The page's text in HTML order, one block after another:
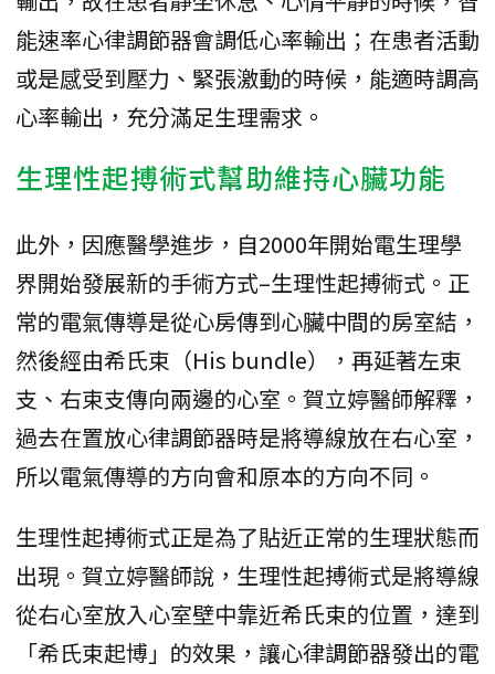
能速率心律調節器會調低心率輸出；在患者活動
或是感受到壓力、緊張激動的時候，能適時調高
心率輸出，充分滿足生理需求。
生理性起搏術式幫助維持心臟功能
此外，因應醫學進步，自2000年開始電生理學
界開始發展新的手術方式–生理性起搏術式。正
常的電氣傳導是從心房傳到心臟中間的房室結，
然後經由希氏束（His bundle），再延著左束
支、右束支傳向兩邊的心室。賀立婷醫師解釋，
過去在置放心律調節器時是將導線放在右心室，
所以電氣傳導的方向會和原本的方向不同。
生理性起搏術式正是為了貼近正常的生理狀態而
出現。賀立婷醫師說，生理性起搏術式是將導線
從右心室放入心室壁中靠近希氏束的位置，達到
「希氏束起博」的效果，讓心律調節器發出的電